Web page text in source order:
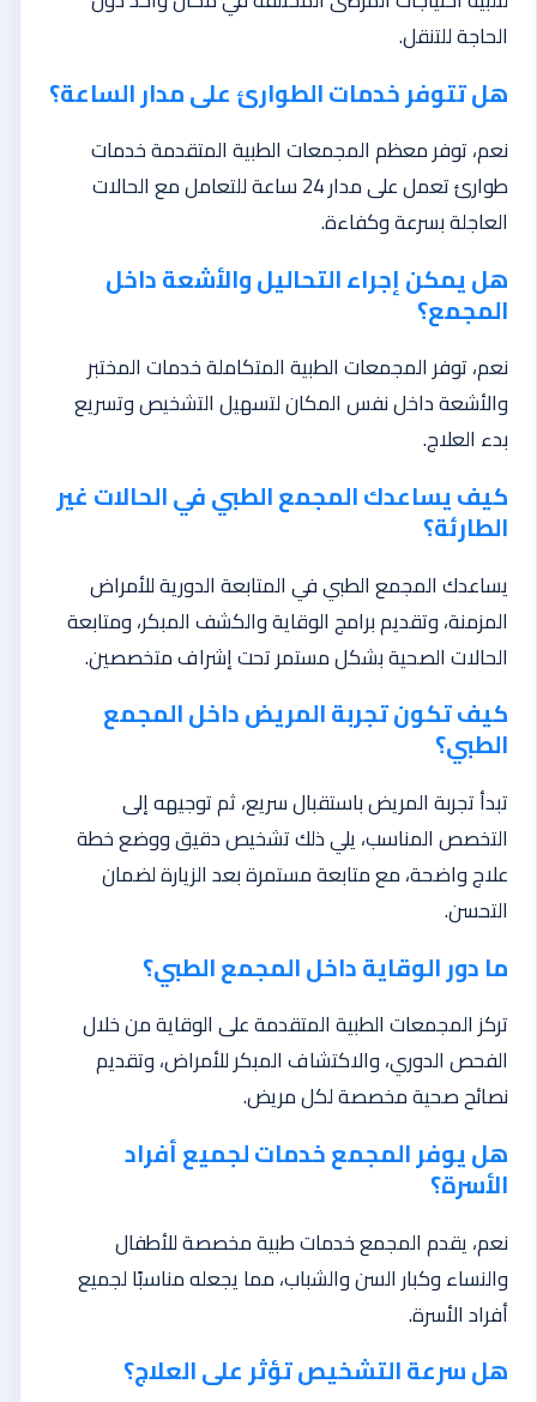
الحاجة للتنقل.
هل تتوفر خدمات الطوارئ على مدار الساعة؟
نعم، توفر معظم المجمعات الطبية المتقدمة خدمات
طوارئ تعمل على مدار 24 ساعة للتعامل مع الحالات
العاجلة بسرعة وكفاءة.
هل يمكن إجراء التحاليل والأشعة داخل
المجمع؟
نعم، توفر المجمعات الطبية المتكاملة خدمات المختبر
والأشعة داخل نفس المكان لتسهيل التشخيص وتسريع
بدء العلاج.
كيف يساعدك المجمع الطبي في الحالات غير
الطارئة؟
يساعدك المجمع الطبي في المتابعة الدورية للأمراض
المزمنة، وتقديم برامج الوقاية والكشف المبكر، ومتابعة
الحالات الصحية بشكل مستمر تحت إشراف متخصصين.
كيف تكون تجربة المريض داخل المجمع
الطبي؟
تبدأ تجربة المريض باستقبال سريع، ثم توجيهه إلى
التخصص المناسب، يلي ذلك تشخيص دقيق ووضع خطة
علاج واضحة، مع متابعة مستمرة بعد الزيارة لضمان
التحسن.
ما دور الوقاية داخل المجمع الطبي؟
تركز المجمعات الطبية المتقدمة على الوقاية من خلال
الفحص الدوري، والاكتشاف المبكر للأمراض، وتقديم
نصائح صحية مخصصة لكل مريض.
هل يوفر المجمع خدمات لجميع أفراد
الأسرة؟
نعم، يقدم المجمع خدمات طبية مخصصة للأطفال
والنساء وكبار السن والشباب، مما يجعله مناسبًا لجميع
أفراد الأسرة.
هل سرعة التشخيص تؤثر على العلاج؟